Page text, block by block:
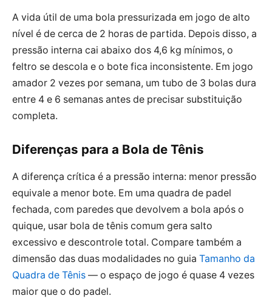
A vida útil de uma bola pressurizada em jogo de alto
nível é de cerca de 2 horas de partida. Depois disso, a
pressão interna cai abaixo dos 4,6 kg mínimos, o
feltro se descola e o bote fica inconsistente. Em jogo
amador 2 vezes por semana, um tubo de 3 bolas dura
entre 4 e 6 semanas antes de precisar substituição
completa.
Diferenças para a Bola de Tênis
A diferença crítica é a pressão interna: menor pressão
equivale a menor bote. Em uma quadra de padel
fechada, com paredes que devolvem a bola após o
quique, usar bola de tênis comum gera salto
excessivo e descontrole total. Compare também a
dimensão das duas modalidades no guia Tamanho da
Quadra de Tênis — o espaço de jogo é quase 4 vezes
maior que o do padel.